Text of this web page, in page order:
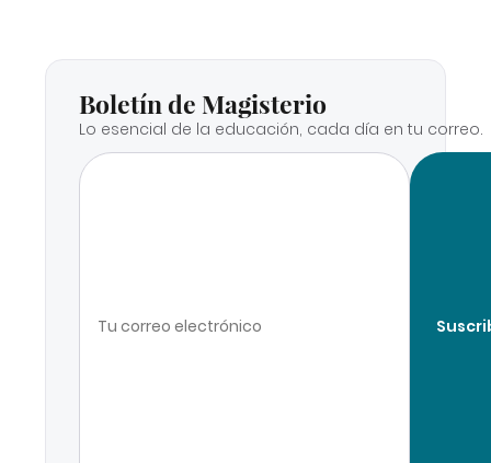
Boletín de Magisterio
Lo esencial de la educación, cada día en tu correo.